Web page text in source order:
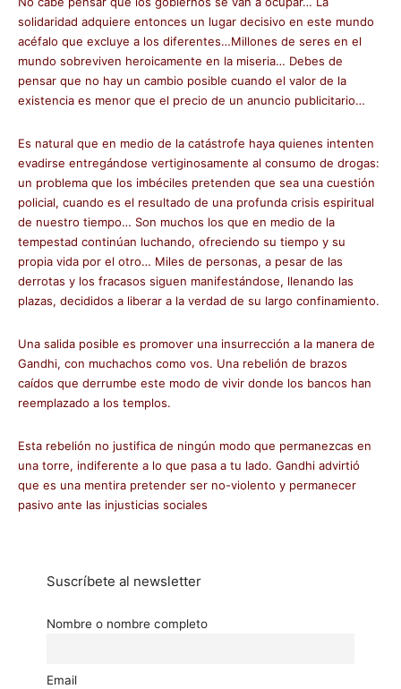
solidaridad adquiere entonces un lugar decisivo en este mundo
acéfalo que excluye a los diferentes…Millones de seres en el
mundo sobreviven heroicamente en la miseria… Debes de
pensar que no hay un cambio posible cuando el valor de la
existencia es menor que el precio de un anuncio publicitario…
Es natural que en medio de la catástrofe haya quienes intenten
evadirse entregándose vertiginosamente al consumo de drogas:
un problema que los imbéciles pretenden que sea una cuestión
policial, cuando es el resultado de una profunda crisis espiritual
de nuestro tiempo… Son muchos los que en medio de la
tempestad continúan luchando, ofreciendo su tiempo y su
propia vida por el otro… Miles de personas, a pesar de las
derrotas y los fracasos siguen manifestándose, llenando las
plazas, decididos a liberar a la verdad de su largo confinamiento.
Una salida posible es promover una insurrección a la manera de
Gandhi, con muchachos como vos. Una rebelión de brazos
caídos que derrumbe este modo de vivir donde los bancos han
reemplazado a los templos.
Esta rebelión no justifica de ningún modo que permanezcas en
una torre, indiferente a lo que pasa a tu lado. Gandhi advirtió
que es una mentira pretender ser no-violento y permanecer
pasivo ante las injusticias sociales
Suscríbete al newsletter
Nombre o nombre completo
Email